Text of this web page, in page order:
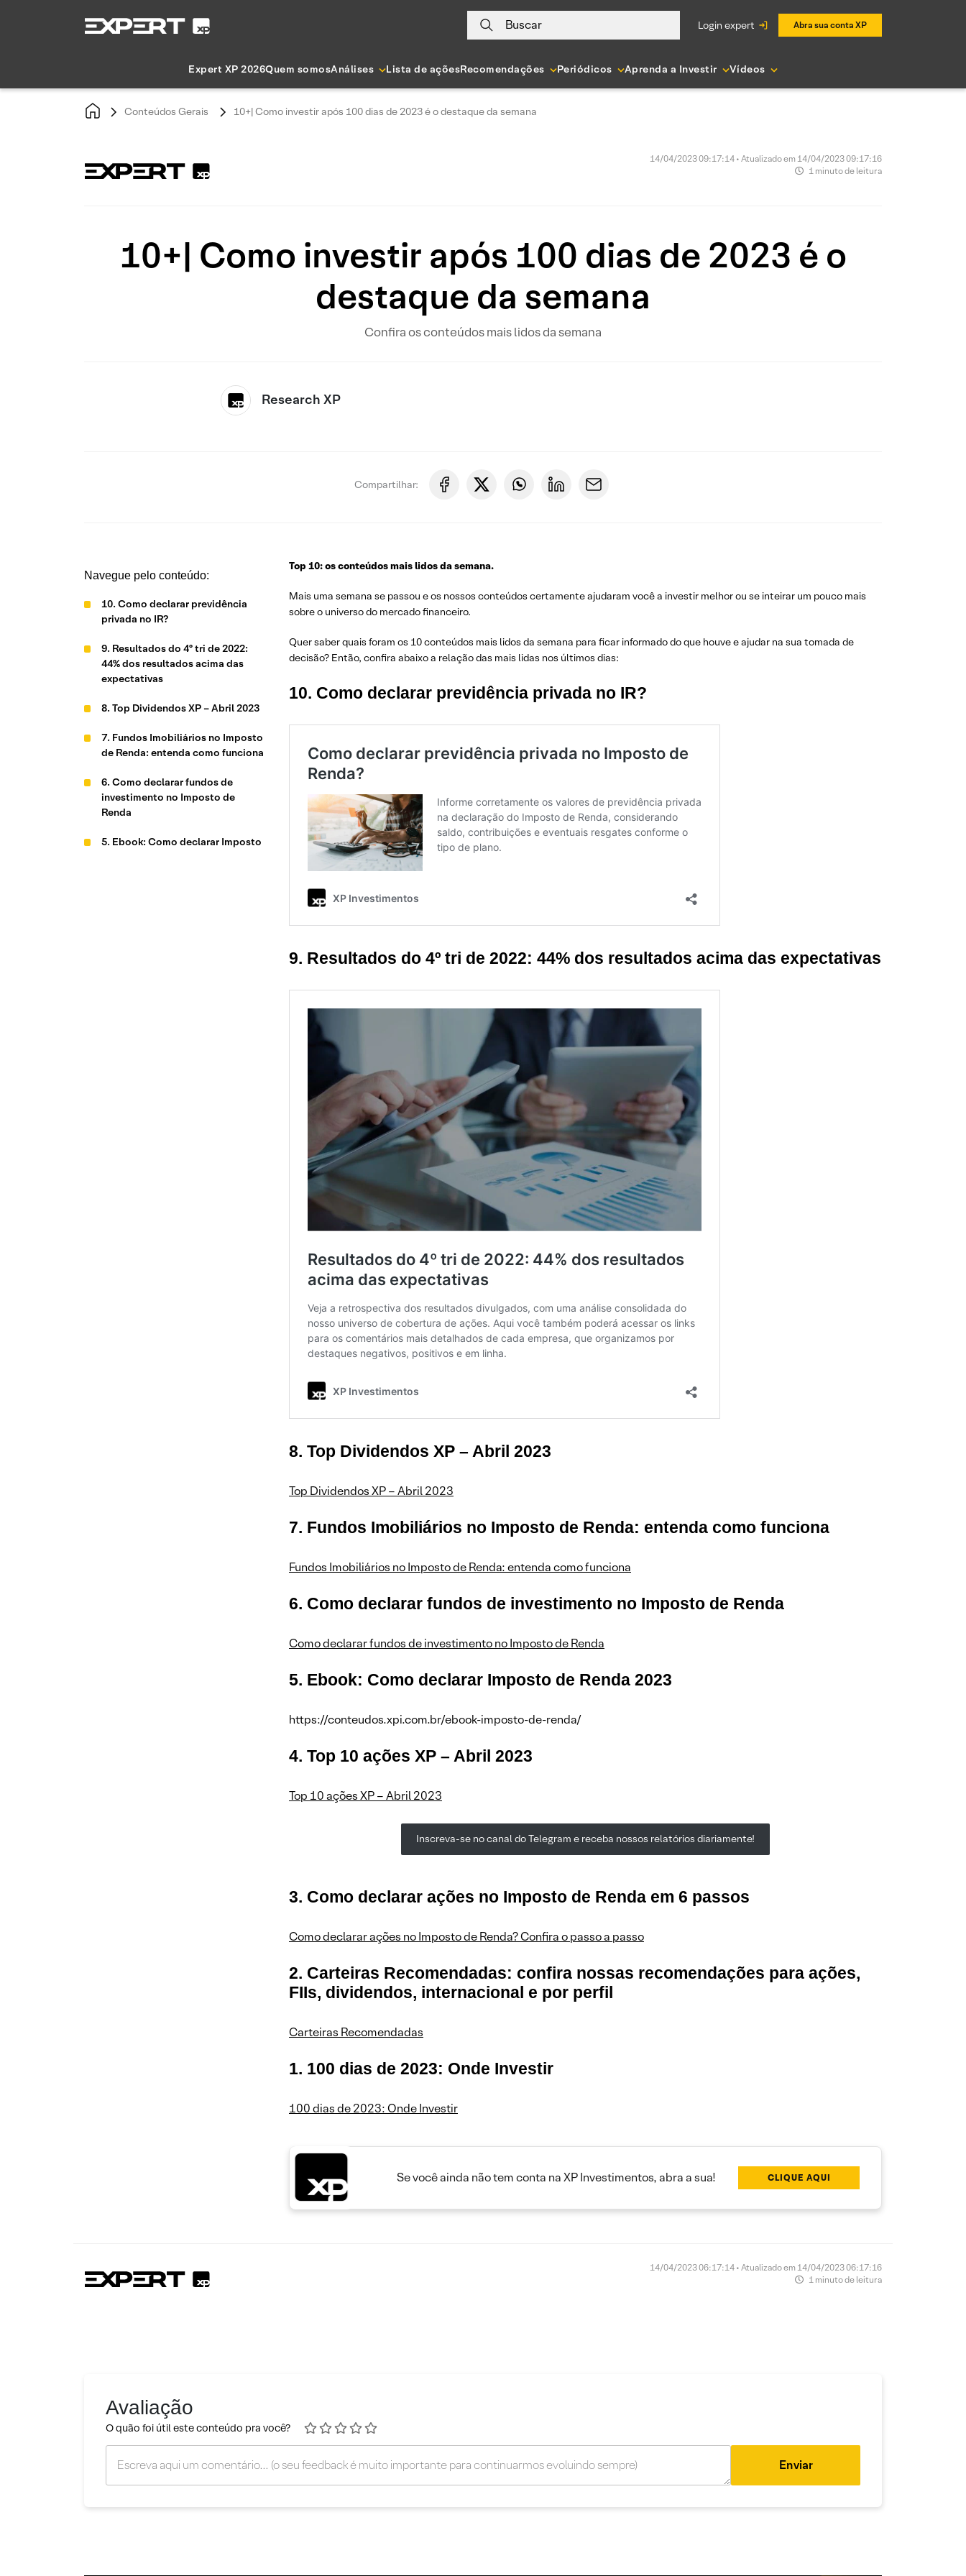
Buscar login expert Abra sua conta XP
Expert XP 2026Quem somosAnálises Lista de açõesRecomendações Periódicos Aprenda a Investir Vídeos
Conteúdos Gerais 10+| Como investir após 100 dias de 2023 é o destaque da semana
14/04/2023 09:17:14 • Atualizado em 14/04/2023 09:17:16
1 minuto de leitura
10+| Como investir após 100 dias de 2023 é o
destaque da semana
Confira os conteúdos mais lidos da semana
Research XP
Compartilhar:
Navegue pelo conteúdo:
10. Como declarar previdência
privada no IR?
9. Resultados do 4º tri de 2022:
44% dos resultados acima das
expectativas
8. Top Dividendos XP – Abril 2023
7. Fundos Imobiliários no Imposto
de Renda: entenda como funciona
6. Como declarar fundos de
investimento no Imposto de
Renda
5. Ebook: Como declarar Imposto
Top 10: os conteúdos mais lidos da semana.
Mais uma semana se passou e os nossos conteúdos certamente ajudaram você a investir melhor ou se inteirar um pouco mais
sobre o universo do mercado financeiro.
Quer saber quais foram os 10 conteúdos mais lidos da semana para ficar informado do que houve e ajudar na sua tomada de
decisão? Então, confira abaixo a relação das mais lidas nos últimos dias:
10. Como declarar previdência privada no IR?
9. Resultados do 4º tri de 2022: 44% dos resultados acima das expectativas
8. Top Dividendos XP – Abril 2023
Top Dividendos XP – Abril 2023
7. Fundos Imobiliários no Imposto de Renda: entenda como funciona
Fundos Imobiliários no Imposto de Renda: entenda como funciona
6. Como declarar fundos de investimento no Imposto de Renda
Como declarar fundos de investimento no Imposto de Renda
5. Ebook: Como declarar Imposto de Renda 2023
https://conteudos.xpi.com.br/ebook-imposto-de-renda/
4. Top 10 ações XP – Abril 2023
Top 10 ações XP – Abril 2023
Inscreva-se no canal do Telegram e receba nossos relatórios diariamente!
3. Como declarar ações no Imposto de Renda em 6 passos
Como declarar ações no Imposto de Renda? Confira o passo a passo
2. Carteiras Recomendadas: confira nossas recomendações para ações,
FIIs, dividendos, internacional e por perfil
Carteiras Recomendadas
1. 100 dias de 2023: Onde Investir
100 dias de 2023: Onde Investir
Se você ainda não tem conta na XP Investimentos, abra a sua! CLIQUE AQUI
14/04/2023 06:17:14 • Atualizado em 14/04/2023 06:17:16
1 minuto de leitura
Avaliação
O quão foi útil este conteúdo pra você?
Enviar